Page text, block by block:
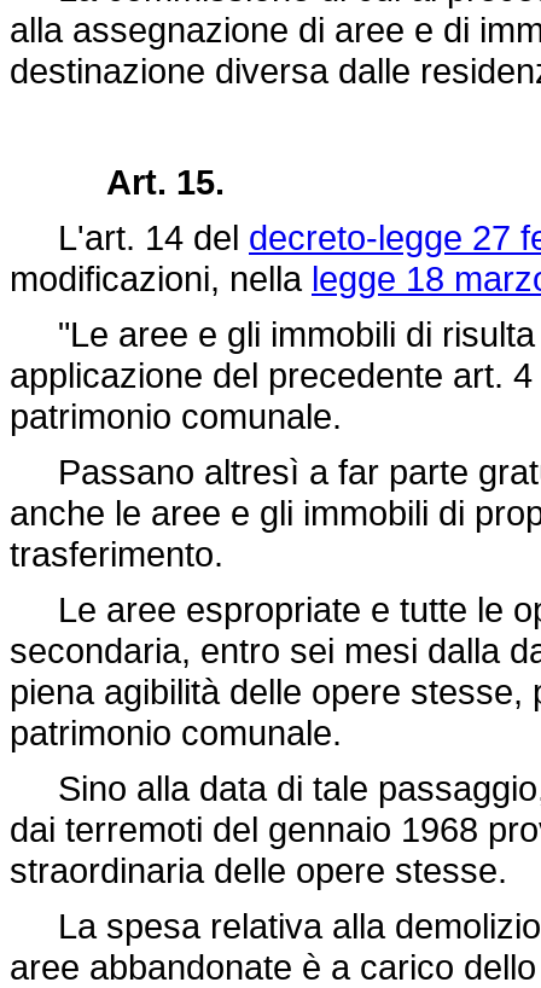
alla assegnazione di aree e di
destinazione diversa dalle
Art. 15.
L'art. 14 del decreto-legge 27
modificazioni, nella legge 18
"Le aree e gli immobili di risulta
applicazione del precedente art.
patrimonio comunale.
Passano altresì a far parte
anche le aree e gli immobili di
trasferimento.
Le aree espropriate e tutte le
secondaria, entro sei mesi dalla
piena agibilità delle opere
patrimonio comunale.
Sino alla data di tale
dai terremoti del gennaio 1968
straordinaria delle opere stesse.
La spesa relativa alla
aree abbandonate è a carico